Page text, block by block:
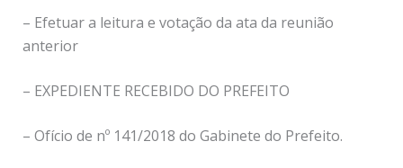
– Efetuar a leitura e votação da ata da reunião
anterior
– EXPEDIENTE RECEBIDO DO PREFEITO
– Ofício de nº 141/2018 do Gabinete do Prefeito.